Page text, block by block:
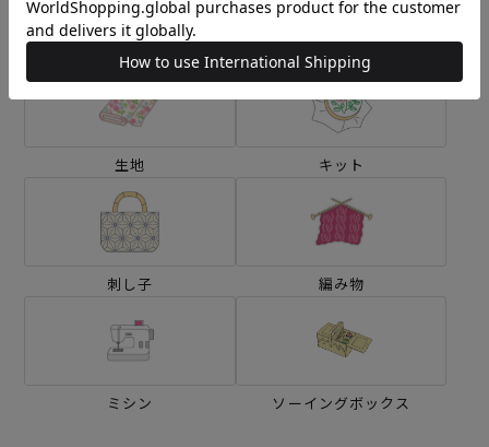
カテゴリーから探す
生地 キット
刺し子 編み物
ミシン ソーイングボックス